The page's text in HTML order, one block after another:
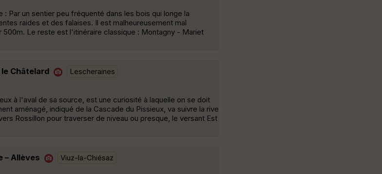
Par un sentier peu fréquenté dans les bois qui longe la
raides et des falaises. Il est malheureusement mal
500m. Le reste est l'itinéraire classique : Montagny - Mariet
Châtelard Lescheraines
à l'aval de sa source, est une curiosité à laquelle on se doit
aménagé, indiqué de la Cascade du Pissieux, va suivre la rive
Rossillon pour traverser de niveau ou presque, le versant Est
– Allèves Viuz-la-Chiésaz